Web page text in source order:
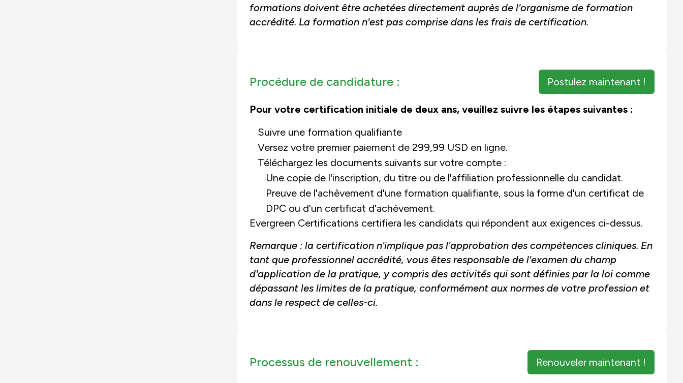
formations doivent être achetées directement auprès de l'organisme de formation
accrédité. La formation n'est pas comprise dans les frais de certification.
Procédure de candidature : Postulez maintenant !
Pour votre certification initiale de deux ans, veuillez suivre les étapes suivantes :
Suivre une formation qualifiante
Versez votre premier paiement de 299,99 USD en ligne.
Téléchargez les documents suivants sur votre compte :
Une copie de l'inscription, du titre ou de l'affiliation professionnelle du candidat.
Preuve de l'achèvement d'une formation qualifiante, sous la forme d'un certificat de
DPC ou d'un certificat d'achèvement.
Evergreen Certifications certifiera les candidats qui répondent aux exigences ci-dessus.
Remarque : la certification n'implique pas l'approbation des compétences cliniques. En
tant que professionnel accrédité, vous êtes responsable de l'examen du champ
d'application de la pratique, y compris des activités qui sont définies par la loi comme
dépassant les limites de la pratique, conformément aux normes de votre profession et
dans le respect de celles-ci.
Processus de renouvellement : Renouveler maintenant !